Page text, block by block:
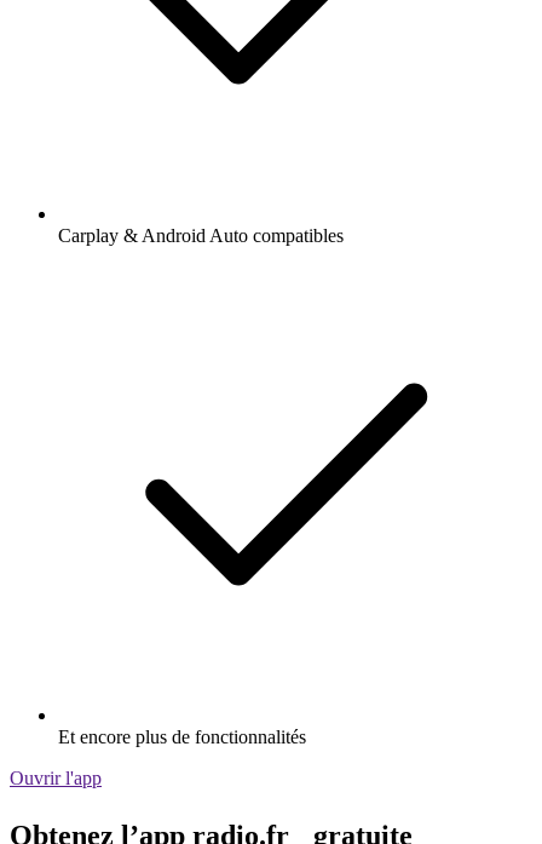
Carplay & Android Auto compatibles
Et encore plus de fonctionnalités
Ouvrir l'app
Obtenez l’app radio.fr gratuite